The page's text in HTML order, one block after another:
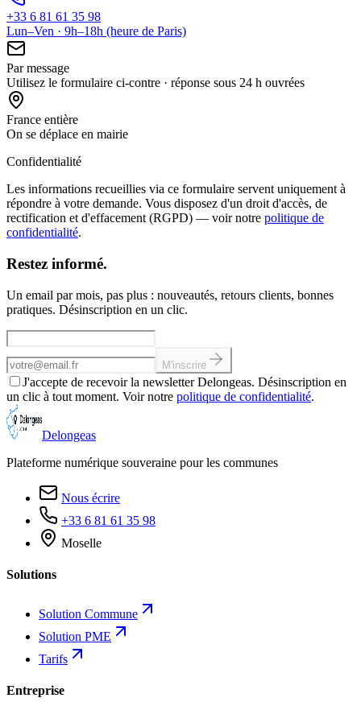
+33 6 81 61 35 98
Lun–Ven · 9h–18h (heure de Paris)
Par message
Utilisez le formulaire ci-contre · réponse sous 24 h ouvrées
France entière
On se déplace en mairie
Confidentialité
Les informations recueillies via ce formulaire servent uniquement à
répondre à votre demande. Vous disposez d'un droit d'accès, de
rectification et d'effacement (RGPD) — voir notre politique de
confidentialité.
Restez informé.
Un email par mois, pas plus : nouveautés, retours clients, bonnes
pratiques. Désinscription en un clic.
M'inscrire
J'accepte de recevoir la newsletter Delongeas. Désinscription en
un clic à tout moment. Voir notre politique de confidentialité.
Delongeas
Plateforme numérique souveraine pour les communes
Nous écrire
+33 6 81 61 35 98
Moselle
Solutions
Solution Commune
Solution PME
Tarifs
Entreprise